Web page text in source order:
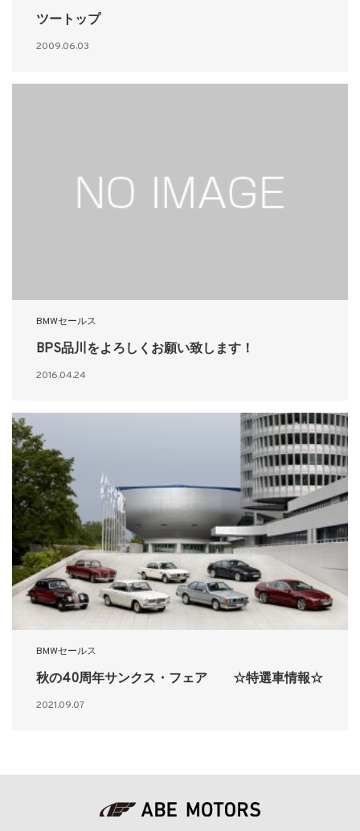
ツートップ
2009.06.03
BMWセールス
BPS品川をよろしくお願い致します！
2016.04.24
BMWセールス
秋の40周年サンクス・フェア ☆特選車情報☆
2021.09.07